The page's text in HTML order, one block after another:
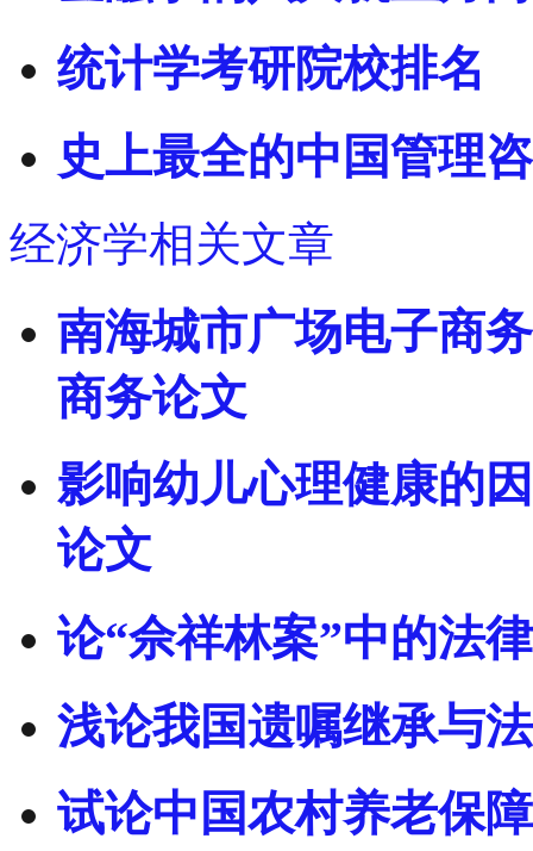
统计学考研院校排名
史上最全的中国管理
经济学相关文章
南海城市广场电子商
商务论文
影响幼儿心理健康的
论文
论“佘祥林案”中的法
浅论我国遗嘱继承与
试论中国农村养老保